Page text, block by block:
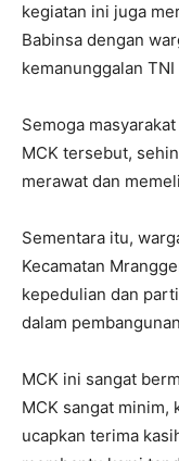
kegiatan ini juga
Babinsa dengan
kemanunggalan
Semoga
MCK tersebut,
merawat dan
Sementara itu,
Kecamatan
kepedulian dan
dalam
MCK ini sangat
MCK sangat minim,
ucapkan terima